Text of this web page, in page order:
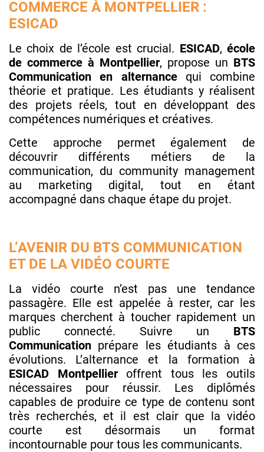
COMMERCE À MONTPELLIER :
ESICAD
Le choix de l’école est crucial. ESICAD,école
de commerce à Montpellier, propose un BTS
Communication en alternancequi combine
théorie et pratique. Les étudiants y réalisent
des projets réels, tout en développant des
compétences numériques et créatives.
Cette approche permet également de
découvrir différents métiers de la
communication, du community management
au marketing digital, tout en étant
accompagné dans chaque étape du projet.
L’AVENIR DU BTS COMMUNICATION
ET DE LA VIDÉO COURTE
La vidéo courte n’est pas une tendance
passagère. Elle est appelée à rester, car les
marques cherchent à toucher rapidement un
public connecté. Suivre un BTS
Communication prépare les étudiants à ces
évolutions. L’alternance et la formation à
ESICAD
Montpellieroffrent tous les outils
nécessaires pour réussir. Les diplômés
capables de produire ce type de contenu sont
très recherchés, et il est clair que la vidéo
courte est désormais un format
incontournable pour tous les communicants.